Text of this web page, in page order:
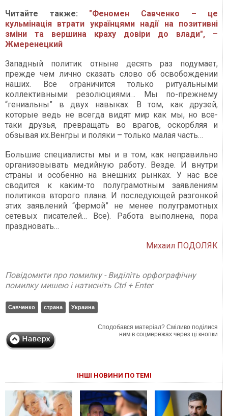
Читайте также: "Феномен Савченко – це
кульмінація втрати українцями надії на позитивні
зміни та вершина краху довіри до влади", –
Жмеренецкий
Западный политик отныне десять раз подумает,
прежде чем лично сказать слово об освобождении
наших. Все ограничится только ритуальными
коллективными резолюциями… Мы по-прежнему
“гениальны” в двух навыках. В том, как друзей,
которые ведь не всегда видят мир как мы, но все-
таки друзья, превращать во врагов, оскорбляя и
обзывая их.Венгры и поляки – только малая часть…
Большие специалисты мы и в том, как неправильно
организовывать медийную работу. Везде. И внутри
страны и особенно на внешних рынках. У нас все
сводится к каким-то полуграмотным заявлениям
политиков второго плана. И последующей разгонкой
этих заявлений “фермой” не менее полуграмотных
сетевых писателей… Все). Работа выполнена, пора
праздновать…
Михаил ПОДОЛЯК
Повідомити про помилку - Виділіть орфографічну
помилку мишею і натисніть Ctrl + Enter
Савченко страна Украина
Сподобався матеріал? Сміливо поділися
ним в соцмережах через ці кнопки
ІНШІ НОВИНИ ПО ТЕМІ